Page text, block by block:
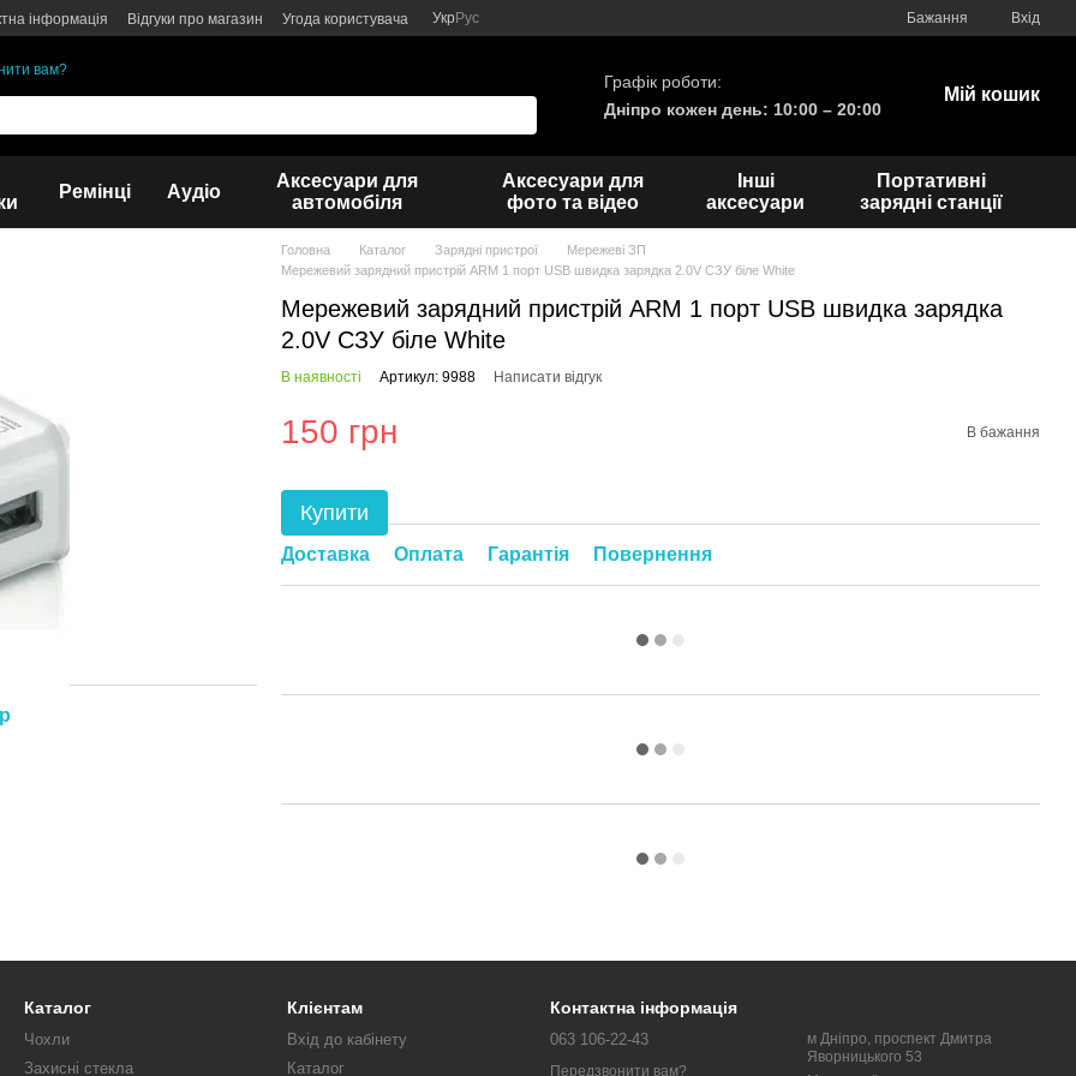
інформація Відгуки про магазин Угода користувача Укр Рус Бажання Вхід
вам?
Графік роботи:
Дніпро кожен день: 10:00 – 20:00
Мій кошик
Ремінці Аудіо
Аксесуари для
автомобіля
Аксесуари для
фото та відео
Інші
аксесуари
Портативні
зарядні станції
Головна Каталог Зарядні пристрої
Мережеві ЗП
Мережевий зарядний пристрій ARM 1 порт USB швидка зарядка 2.0V СЗУ біле White
Мережевий зарядний пристрій ARM 1 порт USB швидка зарядка
2.0V СЗУ біле White
В наявності Артикул: 9988 Написати відгук
150 грн В бажання
Купити
Доставка Оплата Гарантія Повернення
Каталог
Чохли
Захисні стекла
Клієнтам
Вхід до кабінету
Каталог
Контактна інформація
063 106-22-43
Передзвонити вам?
м Дніпро, проспект Дмитра
Яворницького 53